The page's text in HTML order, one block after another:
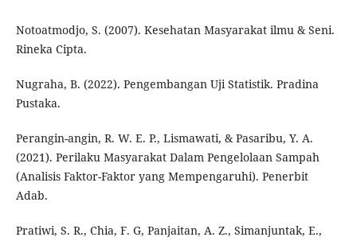
Notoatmodjo, S. (2007). Kesehatan Masyarakat ilmu & Seni.
Rineka Cipta.
Nugraha, B. (2022). Pengembangan Uji Statistik. Pradina
Pustaka.
Perangin-angin, R. W. E. P., Lismawati, & Pasaribu, Y. A.
(2021). Perilaku Masyarakat Dalam Pengelolaan Sampah
(Analisis Faktor-Faktor yang Mempengaruhi). Penerbit
Adab.
Pratiwi, S. R., Chia, F. G, Panjaitan, A. Z., Simanjuntak, E.,